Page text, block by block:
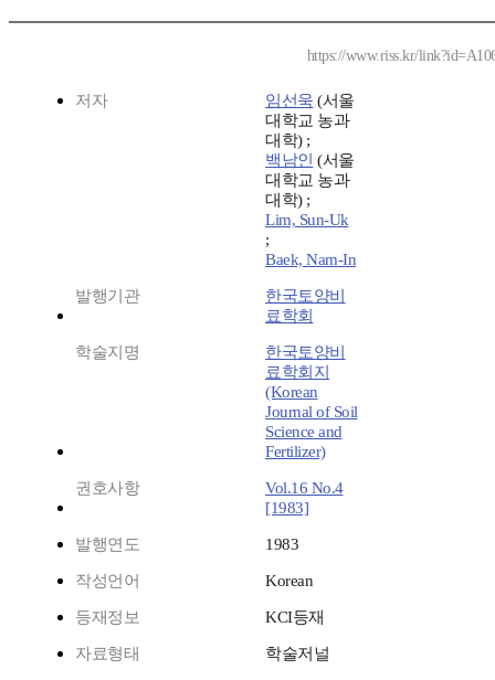
https://www.riss.kr/
저자 임선욱 (서울
대학교 농과
대학) ;
백남인 (서울
대학교 농과
대학) ;
Lim, Sun-Uk
;
Baek, Nam-In
발행기관
한국토양비
료학회
학술지명
한국토양비
료학회지
(Korean
Journal of Soil
Science and
Fertilizer)
권호사항
Vol.16 No.4
[1983]
발행연도 1983
작성언어 Korean
등재정보 KCI등재
자료형태 학술저널